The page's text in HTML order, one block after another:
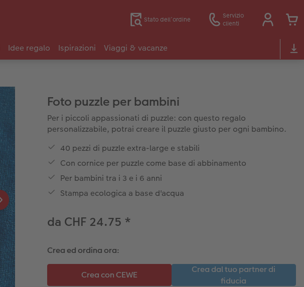
Stato dell’ordine
Servizio
clienti
Idee regalo Ispirazioni Viaggi & vacanze
Foto puzzle per bambini
Per i piccoli appassionati di puzzle: con questo regalo
personalizzabile, potrai creare il puzzle giusto per ogni bambino.
40 pezzi di puzzle extra-large e stabili
Con cornice per puzzle come base di abbinamento
Per bambini tra i 3 e i 6 anni
Stampa ecologica a base d'acqua
da CHF 24.75 *
Crea ed ordina ora: